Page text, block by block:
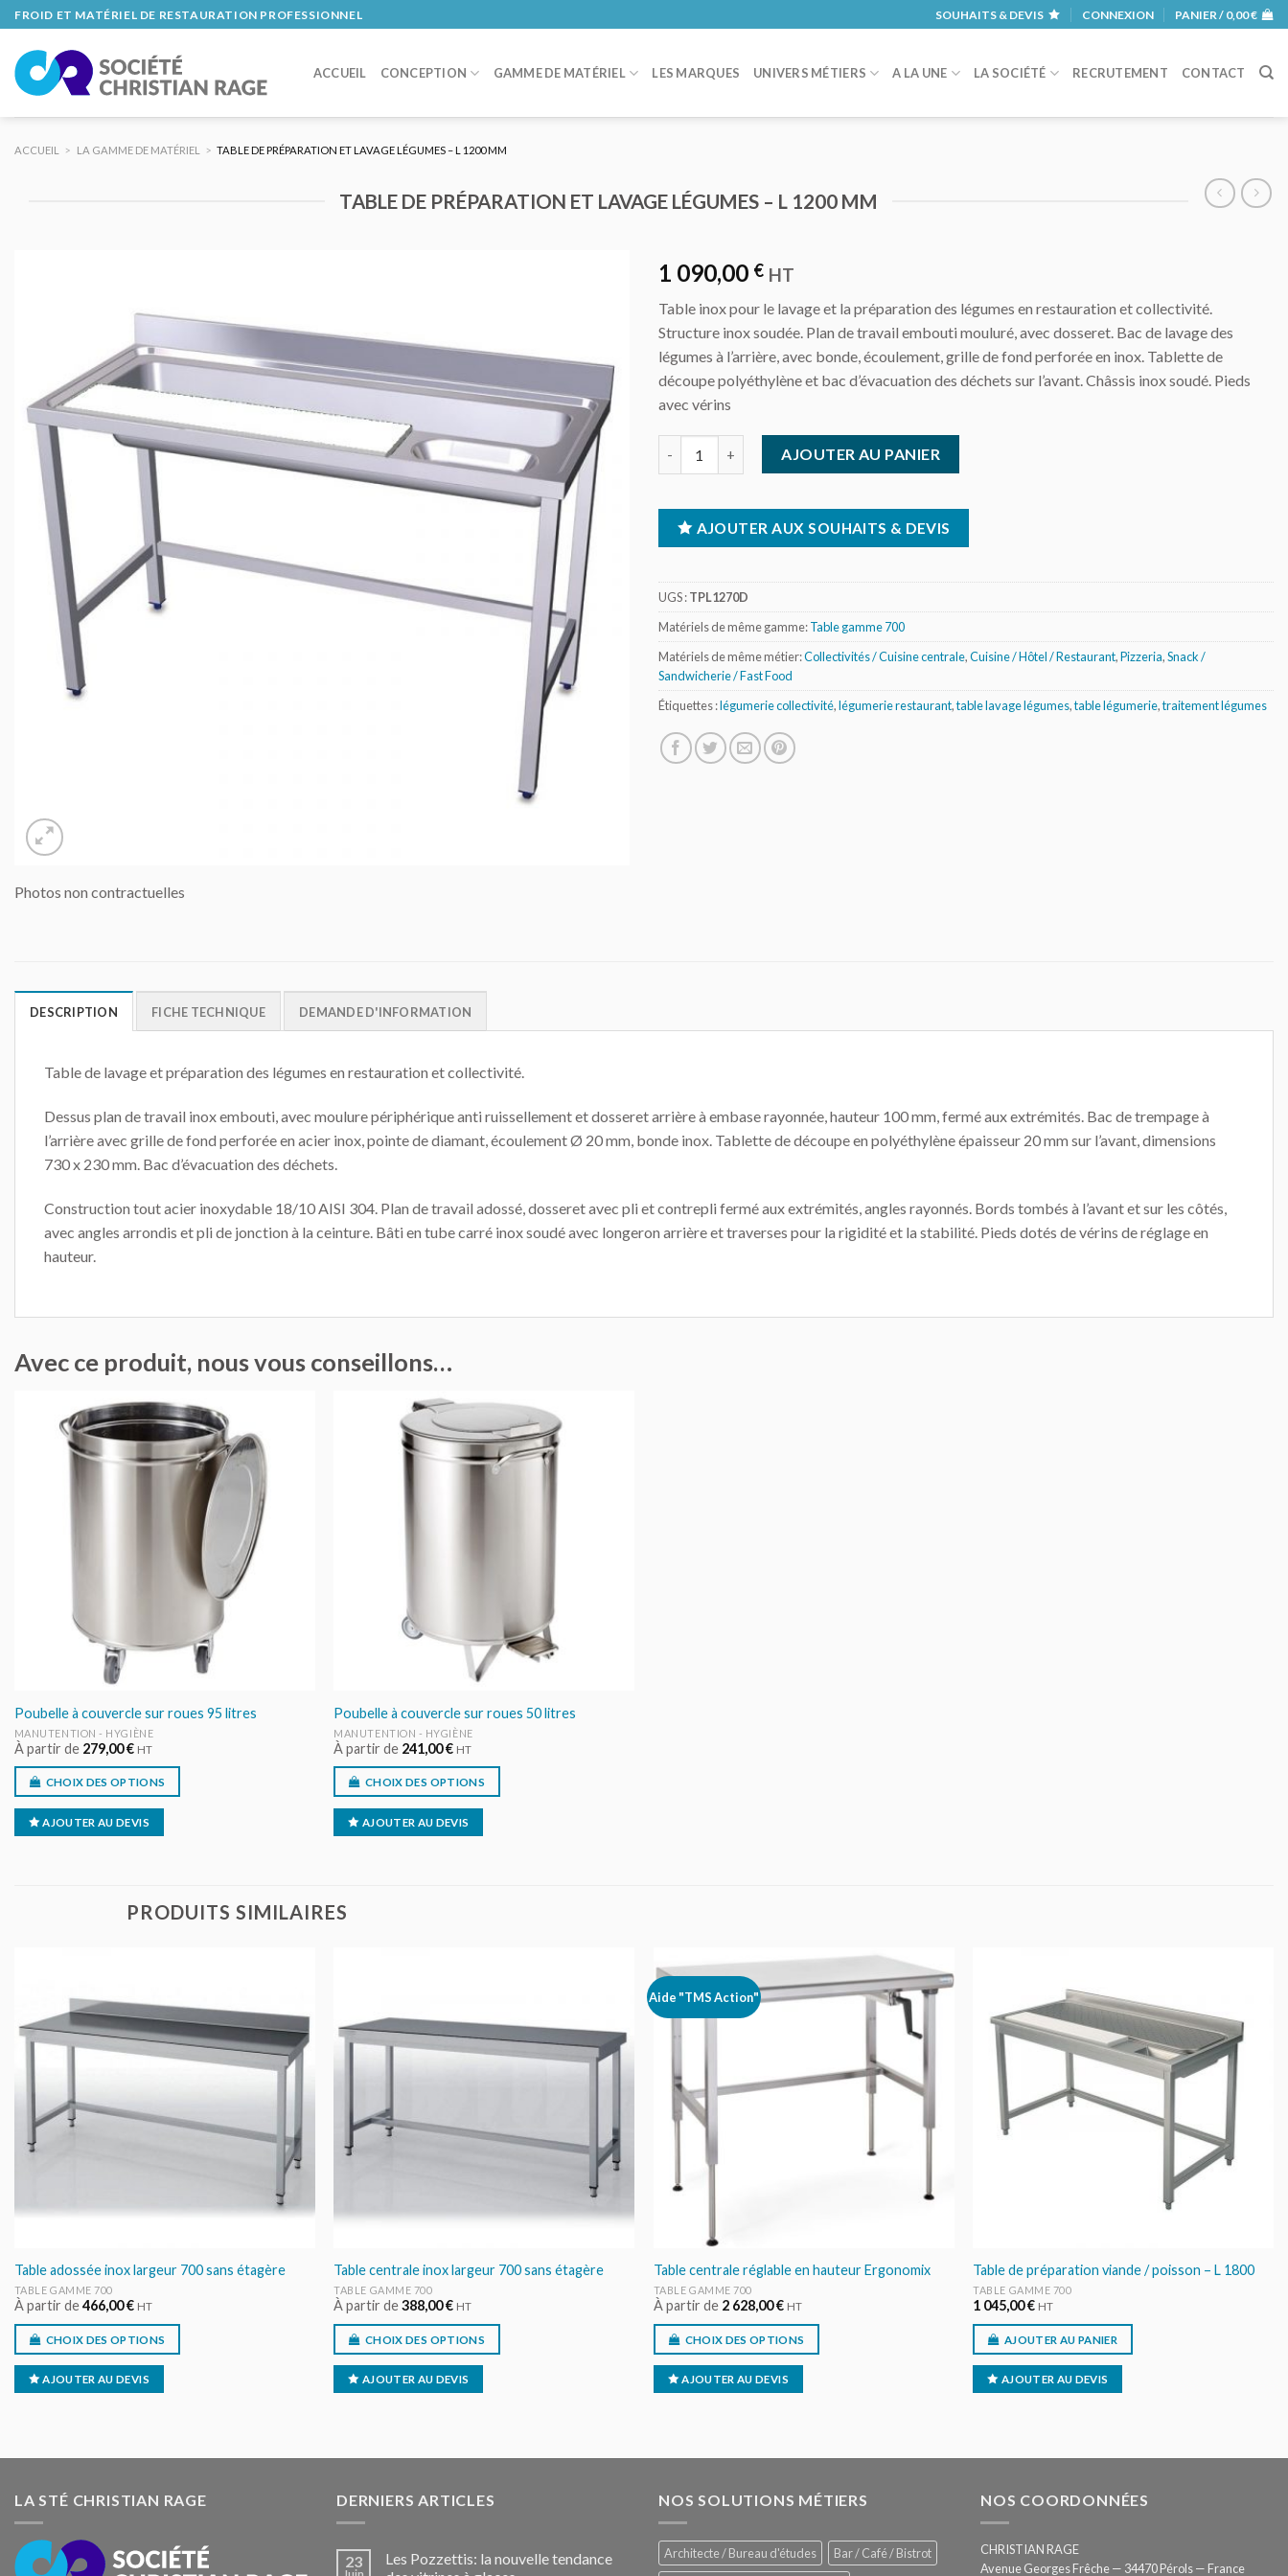
Skip
to
content
FROID ET MATÉRIEL DE RESTAURATION PROFESSIONNEL SOUHAITS & DEVIS CONNEXION PANIER / 0,00€
ACCUEIL CONCEPTION GAMME DE MATÉRIEL LES MARQUES UNIVERS MÉTIERS A LA UNE LA SOCIÉTÉ RECRUTEMENT CONTACT
ACCUEIL > LA GAMME DE MATÉRIEL > TABLE DE PRÉPARATION ET LAVAGE LÉGUMES – L 1200 MM
TABLE DE PRÉPARATION ET LAVAGE LÉGUMES – L 1200 MM
Photos non contractuelles
1 090,00 € HT
Table inox pour le lavage et la préparation des légumes en restauration et collectivité.
Structure inox soudée. Plan de travail embouti mouluré, avec dosseret. Bac de lavage des
légumes à l’arrière, avec bonde, écoulement, grille de fond perforée en inox. Tablette de
découpe polyéthylène et bac d’évacuation des déchets sur l’avant. Châssis inox soudé. Pieds
avec vérins
AJOUTER AU PANIER
AJOUTER AUX SOUHAITS & DEVIS
UGS :TPL1270D
Matériels de même gamme:Table gamme 700
Matériels de même métier:Collectivités / Cuisine centrale,Cuisine / Hôtel / Restaurant,Pizzeria,Snack /
Sandwicherie / Fast Food
Étiquettes :légumerie collectivité,légumerie restaurant,table lavage légumes,table légumerie,traitement légumes
DESCRIPTION FICHE TECHNIQUE DEMANDE D'INFORMATION
Table de lavage et préparation des légumes en restauration et collectivité.
Dessus plan de travail inox embouti, avec moulure périphérique anti ruissellement et dosseret arrière à embase rayonnée, hauteur 100 mm, fermé aux extrémités. Bac de trempage à
l’arrière avec grille de fond perforée en acier inox, pointe de diamant, écoulement Ø 20 mm, bonde inox. Tablette de découpe en polyéthylène épaisseur 20 mm sur l’avant, dimensions
730 x 230 mm. Bac d’évacuation des déchets.
Construction tout acier inoxydable 18/10 AISI 304. Plan de travail adossé, dosseret avec pli et contrepli fermé aux extrémités, angles rayonnés. Bords tombés à l’avant et sur les côtés,
avec angles arrondis et pli de jonction à la ceinture. Bâti en tube carré inox soudé avec longeron arrière et traverses pour la rigidité et la stabilité. Pieds dotés de vérins de réglage en
hauteur.
Avec ce produit, nous vous conseillons…
AJOUTER
AU DEVIS
Poubelle à couvercle sur roues 95 litres
MANUTENTION - HYGIÈNE
À partir de 279,00€ HT
CHOIX DES OPTIONS
AJOUTER AU DEVIS
AJOUTER
AU DEVIS
Poubelle à couvercle sur roues 50 litres
MANUTENTION - HYGIÈNE
À partir de 241,00€ HT
CHOIX DES OPTIONS
AJOUTER AU DEVIS
PRODUITS SIMILAIRES
AU DEVIS
Table adossée inox largeur 700 sans étagère
TABLE GAMME 700
À partir de466,00€ HT
CHOIX DES OPTIONS
AJOUTER AU DEVIS
Table centrale inox largeur 700 sans étagère
TABLE GAMME 700
À partir de388,00€ HT
CHOIX DES OPTIONS
AJOUTER AU DEVIS
Aide "TMS Action"
AJOUTER
AU DEVIS
Table centrale réglable en hauteur Ergonomix
TABLE GAMME 700
À partir de 2 628,00€ HT
CHOIX DES OPTIONS
AJOUTER AU DEVIS
AU DEVIS
Table de préparation viande / poisson – L 1800
TABLE GAMME 700
1 045,00€ HT
AJOUTER AU PANIER
AJOUTER AU DEVIS
LA STÉ CHRISTIAN RAGE DERNIERS ARTICLES
23
Les Pozzettis: la nouvelle tendance
NOS SOLUTIONS MÉTIERS
Architecte / Bureau d'études Bar / Café / Bistrot
NOS COORDONNÉES
CHRISTIAN RAGE
Avenue Georges Frêche — 34470 Pérols — France